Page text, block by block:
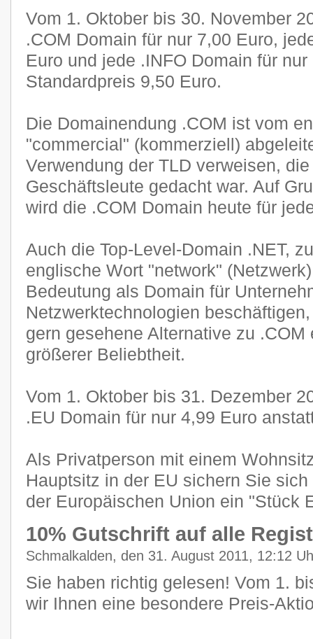
Vom 1. Oktober bis 30. November
.COM Domain für nur 7,00 Euro,
Euro und jede .INFO Domain für
Standardpreis 9,50 Euro.
Die Domainendung .COM ist vom
"commercial" (kommerziell)
Verwendung der TLD verweisen,
Geschäftsleute gedacht war. Auf
wird die .COM Domain heute für
Auch die Top-Level-Domain .NET,
englische Wort "network"
Bedeutung als Domain für
Netzwerktechnologien
gern gesehene Alternative zu
größerer Beliebtheit.
Vom 1. Oktober bis 31. Dezember
.EU Domain für nur 4,99 Euro
Als Privatperson mit einem
Hauptsitz in der EU sichern Sie
der Europäischen Union ein "Stück
10% Gutschrift auf alle
Schmalkalden, den 31. August 2011, 12:12
Sie haben richtig gelesen! Vom 1.
wir Ihnen eine besondere Preis-